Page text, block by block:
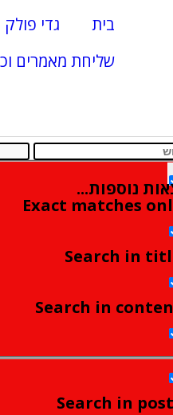
בית גדי פולק
שליחת מאמרים
נוספות...
Exact matches
Search in
Search in
Search in